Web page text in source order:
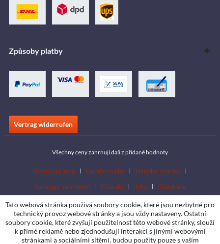
Způsoby platby
Vertrag widerrufen
Všechny ceny zahrnují daň z přidané hodnoty
Download area Händlersuche
Händler werden
Katalogy ke stažení
Kontakt Jobs Standorte
Tato webová stránka používá soubory cookie, které jsou nezbytné pro
technický provoz webové stránky a jsou vždy nastaveny. Ostatní
soubory cookie, které zvyšují použitelnost této webové stránky, slouží
k přímé reklamě nebo zjednodušují interakci s jinými webovými
stránkami a sociálními sítěmi, budou použity pouze s vaším